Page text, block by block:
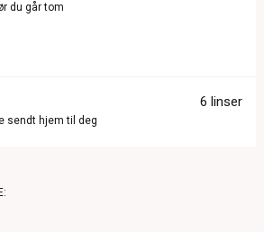
du går tom
6 linser
sendt hjem til deg